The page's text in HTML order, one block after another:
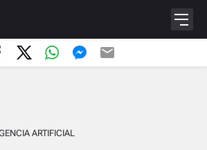
ARTIFICIAL